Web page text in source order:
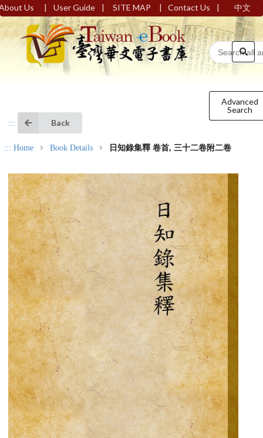
Us | User Guide | SITE MAP | Contact Us | 中文
Advanced
Search
::: Back
::: Home Book Details 日知錄集釋 卷首, 三十二卷附二卷